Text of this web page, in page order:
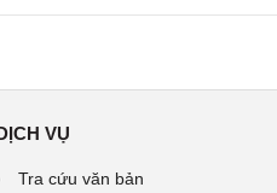
VỤ
Tra cứu văn bản